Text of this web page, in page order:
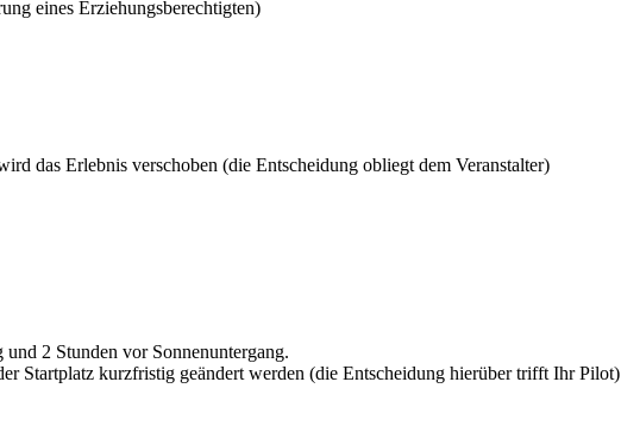
eines Erziehungsberechtigten)
das Erlebnis verschoben (die Entscheidung obliegt dem Veranstalter)
2 Stunden vor Sonnenuntergang.
Startplatz kurzfristig geändert werden (die Entscheidung hierüber trifft Ihr Pilot)